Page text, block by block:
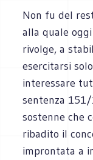
Non fu del
alla quale
rivolge, a
esercitarsi
interessare
sentenza
sostenne che
ribadito il
improntata a